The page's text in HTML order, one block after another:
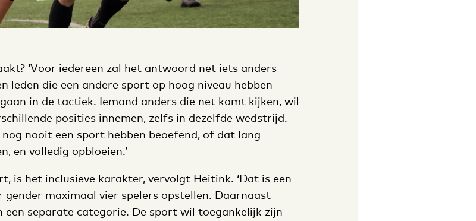
‘Voor iedereen zal het antwoord net iets anders
leden die een andere sport op hoog niveau hebben
in de tactiek. Iemand anders die net komt kijken, wil
posities innemen, zelfs in dezelfde wedstrijd.
nooit een sport hebben beoefend, of dat lang
en volledig opbloeien.’
is het inclusieve karakter, vervolgt Heitink. ‘Dat is een
gender maximaal vier spelers opstellen. Daarnaast
een separate categorie. De sport wil toegankelijk zijn